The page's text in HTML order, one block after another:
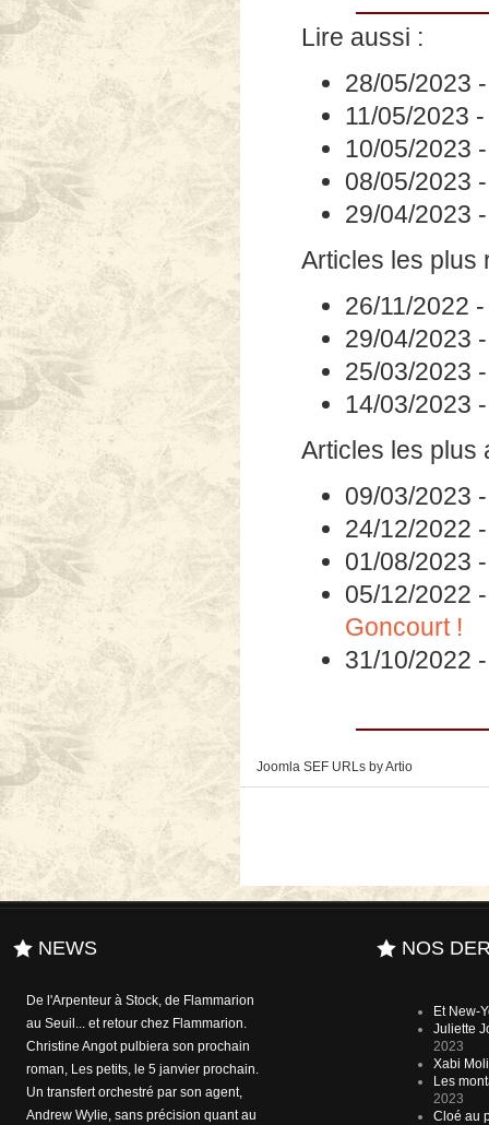
Lire aussi :
28/05/2023
11/05/2023
10/05/2023
08/05/2023
29/04/2023
Articles les plus
26/11/2022
29/04/2023
25/03/2023
14/03/2023
Articles les plus
09/03/2023
24/12/2022
01/08/2023
05/12/2022
Goncourt !
31/10/2022
Joomla SEF URLs by Artio
NEWS
De l'Arpenteur à Stock, de Flammarion
au Seuil... et retour chez Flammarion.
Christine Angot pulbiera son prochain
roman, Les petits, le 5 janvier prochain.
Un transfert orchestré par son agent,
Andrew Wylie, sans précision quant au
NOS
Et New-
Juliette
2023
Xabi
Les
2023
Cloé au